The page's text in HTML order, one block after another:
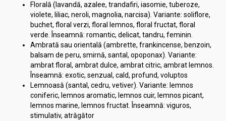
Florală (lavandă, azalee, trandafiri, iasomie, tuberoze,
violete, liliac, neroli, magnolia, narcisa). Variante: soliflore,
buchet, floral verzi, floral lemnos, floral fructat, floral
verde. Înseamnă: romantic, delicat, tandru, feminin.
Ambrată sau orientală (ambrette, frankincense, benzoin,
balsam de peru, smirnă, santal, opoponax). Variante:
ambrat floral, ambrat dulce, ambrat citric, ambrat lemnos.
Înseamnă: exotic, senzual, cald, profund, voluptos
Lemnoasă (santal, cedru, vetiver). Variante: lemnos
coniferic, lemnos aromatic, lemnos cuir, lemnos picant,
lemnos marine, lemnos fructat. Înseamnă: viguros,
stimulativ, atrăgător